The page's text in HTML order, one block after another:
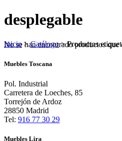
desplegable
Inicio>Catálogo>Productos
No se han encontrado productos
Muebles Toscana
Pol. Industrial
Carretera de Loeches, 85
Torrejón de Ardoz
28850 Madrid
Tel: 916 77 30 29
Muebles Lira